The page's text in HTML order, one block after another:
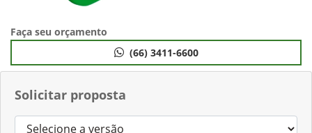
Solicitar proposta
Faça seu orçamento
(66) 3411-6600